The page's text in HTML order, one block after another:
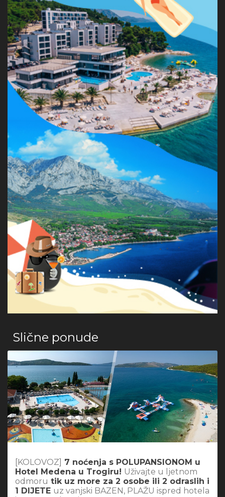
Slične ponude
[KOLOVOZ] 7 noćenja s POLUPANSIONOM u
Hotel Medena u Trogiru! Uživajte u ljetnom
odmoru tik uz more za 2 osobe ili 2 odraslih i
1 DIJETE uz vanjski BAZEN, PLAŽU ispred hotela